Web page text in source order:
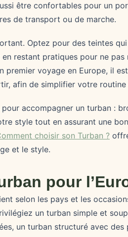
être confortables pour un
de transport ou de marche.
Optez pour des teintes
restant pratiques pour ne pas
premier voyage en Europe, il
afin de simplifier votre routine
pour accompagner un turban :
style tout en assurant une
choisir son Turban ?
et le style.
pour
selon les pays et les
un turban simple et
un turban structuré avec